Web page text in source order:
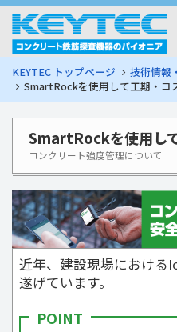
KEYTEC トップページ
技術情報
SmartRockを使用して工期・コ
SmartRockを使用し
コンクリート強度管理について
近年、建設現場における
遂げています。